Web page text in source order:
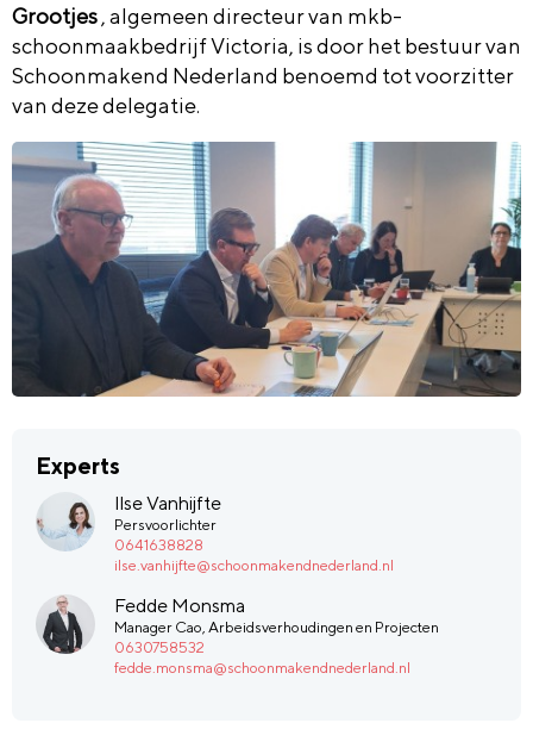
Grootjes, algemeen directeur van mkb-
schoonmaakbedrijf Victoria, is door het bestuur van
Schoonmakend Nederland benoemd tot voorzitter
van deze delegatie.
Experts
Ilse Vanhijfte
Persvoorlichter
0641638828
ilse.vanhijfte@schoonmakendnederland.nl
Fedde Monsma
Manager Cao, Arbeidsverhoudingen en Projecten
0630758532
fedde.monsma@schoonmakendnederland.nl